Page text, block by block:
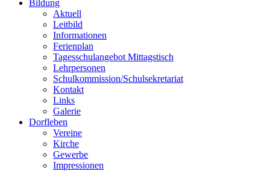
Bildung
Aktuell
Leitbild
Informationen
Ferienplan
Tagesschulangebot Mittagstisch
Lehrpersonen
Schulkommission/Schulsekretariat
Kontakt
Links
Galerie
Dorfleben
Vereine
Kirche
Gewerbe
Impressionen